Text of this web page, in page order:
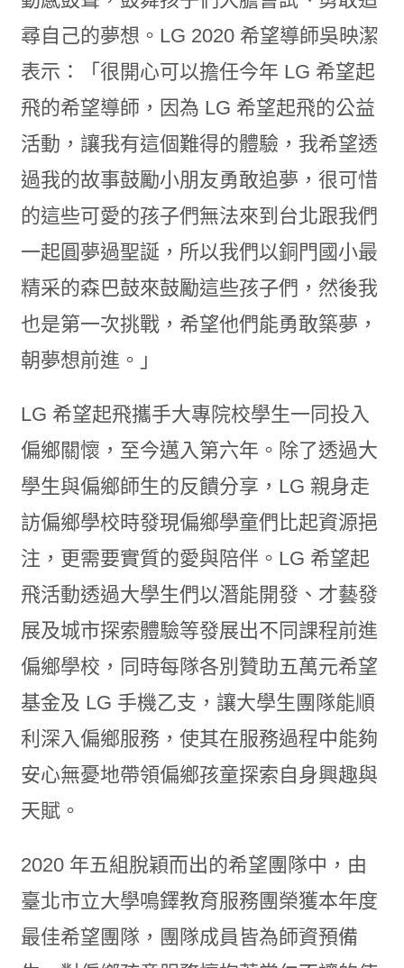
尋自己的夢想。LG 2020 希望導師吳映潔
表示：「很開心可以擔任今年 LG 希望起
飛的希望導師，因為 LG 希望起飛的公益
活動，讓我有這個難得的體驗，我希望透
過我的故事鼓勵小朋友勇敢追夢，很可惜
的這些可愛的孩子們無法來到台北跟我們
一起圓夢過聖誕，所以我們以銅門國小最
精采的森巴鼓來鼓勵這些孩子們，然後我
也是第一次挑戰，希望他們能勇敢築夢，
朝夢想前進。」
LG 希望起飛攜手大專院校學生一同投入
偏鄉關懷，至今邁入第六年。除了透過大
學生與偏鄉師生的反饋分享，LG 親身走
訪偏鄉學校時發現偏鄉學童們比起資源挹
注，更需要實質的愛與陪伴。LG 希望起
飛活動透過大學生們以潛能開發、才藝發
展及城市探索體驗等發展出不同課程前進
偏鄉學校，同時每隊各別贊助五萬元希望
基金及 LG 手機乙支，讓大學生團隊能順
利深入偏鄉服務，使其在服務過程中能夠
安心無憂地帶領偏鄉孩童探索自身興趣與
天賦。
2020 年五組脫穎而出的希望團隊中，由
臺北市立大學鳴鐸教育服務團榮獲本年度
最佳希望團隊，團隊成員皆為師資預備